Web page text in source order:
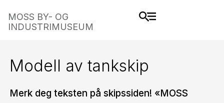
MOSS BY- OG
INDUSTRIMUSEUM
Modell av tankskip
Merk deg teksten på skipssiden! «MOSS